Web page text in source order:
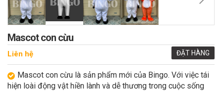
Mascot con cừu
ĐẶT HÀNG
Liên hệ
Mascot con cừu là sản phẩm mới của Bingo. Với việc tái
hiện loài động vật hiền lành và dễ thương trong cuộc sống